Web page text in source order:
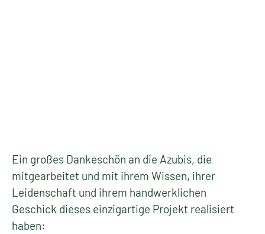
Ein großes Dankeschön an die Azubis, die
mitgearbeitet und mit ihrem Wissen, ihrer
Leidenschaft und ihrem handwerklichen
Geschick dieses einzigartige Projekt realisiert
haben: